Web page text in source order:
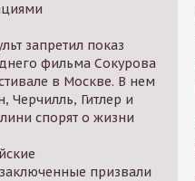
запретил показ
фильма Сокурова
в Москве. В нем
Черчилль, Гитлер и
спорят о жизни
призвали